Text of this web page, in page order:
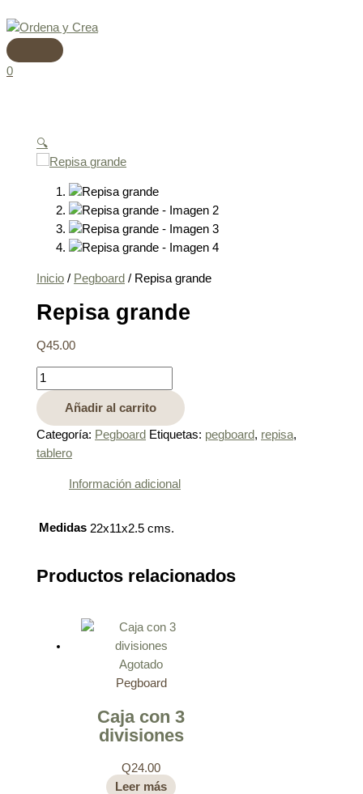
al
contenido
0
🔍
Inicio / Pegboard / Repisa grande
Repisa grande
Q45.00
grande
cantidad
Añadir al carrito
Categoría: Pegboard Etiquetas: pegboard, repisa,
tablero
Información adicional
Medidas 22x11x2.5 cms.
Productos relacionados
Agotado
Pegboard
Caja con 3
divisiones
Q24.00
Leer más